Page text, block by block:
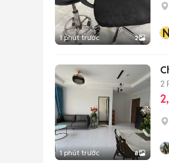
1 phút trước 2
1 phút trước 8
2